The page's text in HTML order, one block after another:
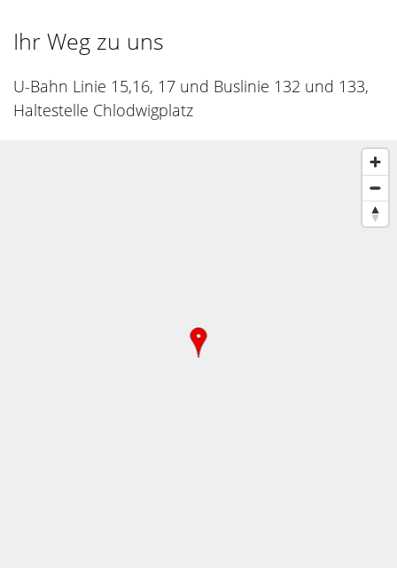
Ihr Weg zu uns
U-Bahn Linie 15,16, 17 und Buslinie 132 und 133,
Haltestelle Chlodwigplatz